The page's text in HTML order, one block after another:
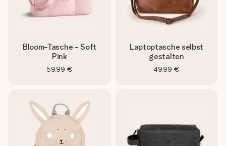
Bloom-Tasche - Soft
Pink
59,99 €
Laptoptasche selbst
gestalten
49,99 €